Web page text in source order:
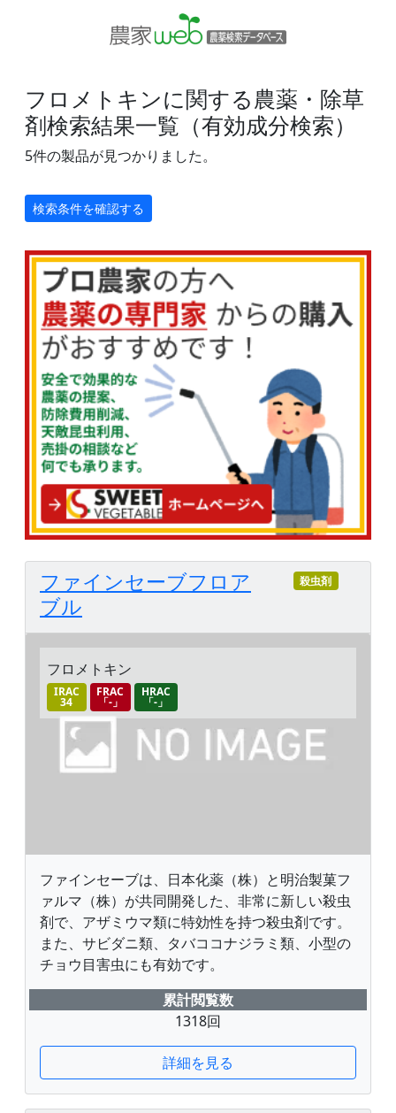
フロメトキンに関する農薬・除草
剤検索結果一覧（有効成分検索）
5件の製品が見つかりました。
検索条件を確認する
ファインセーブフロア
ブル
殺虫剤
フロメトキン
IRAC
34
FRAC
「-」
HRAC
「-」
ファインセーブは、日本化薬（株）と明治製菓フ
ァルマ（株）が共同開発した、非常に新しい殺虫
剤で、アザミウマ類に特効性を持つ殺虫剤です。
また、サビダニ類、タバココナジラミ類、小型の
チョウ目害虫にも有効です。
累計閲覧数
1318回
詳細を見る